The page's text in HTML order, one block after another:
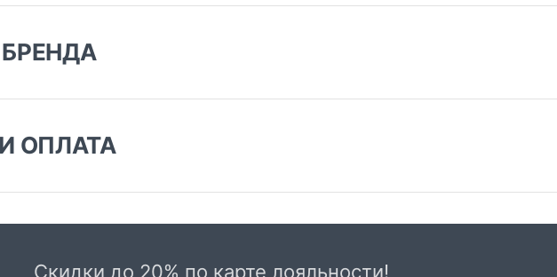
ОПЛАТА
и области Самовывоз из магазина на Трубной
интернет-магазина, вы можете заказать и
Скидки до 20% по карте лояльности!